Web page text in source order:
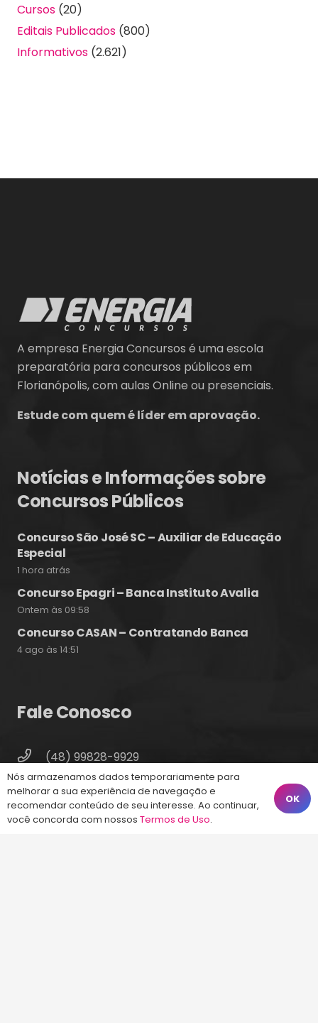
Cursos (20)
Editais Publicados (800)
Informativos (2.621)
A empresa Energia Concursos é uma escola
preparatória para concursos públicos em
Florianópolis, com aulas Online ou presenciais.
Estude com quem é líder em aprovação.
Notícias e Informações sobre
Concursos Públicos
Concurso São José SC – Auxiliar de Educação
Especial
1 hora atrás
Concurso Epagri – Banca Instituto Avalia
Ontem às 09:58
Concurso CASAN – Contratando Banca
4 ago às 14:51
Fale Conosco
(48) 99828-9929
Calçadão João Pinto, 212 – Centro
Florianópolis – SC, 88010-420
atendimento@energiaconcursos.com.br
Nós armazenamos dados temporariamente para
melhorar a sua experiência de navegação e
recomendar conteúdo de seu interesse. Ao continuar,
você concorda com nossos Termos de Uso.
OK